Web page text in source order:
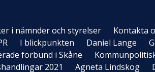
i nämnder och styrelser Kontakta
I blickpunkten Daniel Lange
förbund i Skåne
2021 Agneta Lindskog